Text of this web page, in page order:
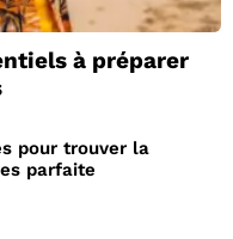
à préparer
pour trouver la
parfaite